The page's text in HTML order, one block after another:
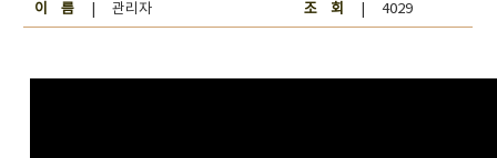
이 름| 관리자 조 회 | 4029